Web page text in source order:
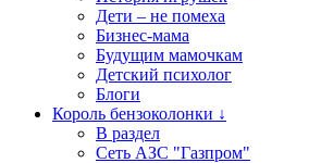
Дети – не помеха
Бизнес-мама
Будущим мамочкам
Детский психолог
Блоги
Король бензоколонки ↓
В раздел
Сеть АЗС "Газпром"